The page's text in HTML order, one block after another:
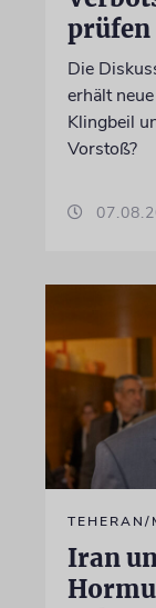
prüfen
Die
erhält
Klingbeil
Vorstoß?
Iran